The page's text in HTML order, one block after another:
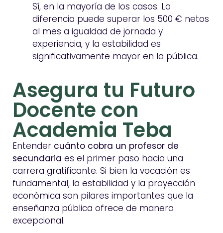
Sí, en la mayoría de los casos. La
diferencia puede superar los 500 € netos
al mes a igualdad de jornada y
experiencia, y la estabilidad es
significativamente mayor en la pública.
Asegura tu Futuro
Docente con
Academia Teba
Entender cuánto cobra un profesor de
secundaria es el primer paso hacia una
carrera gratificante. Si bien la vocación es
fundamental, la estabilidad y la proyección
económica son pilares importantes que la
enseñanza pública ofrece de manera
excepcional.